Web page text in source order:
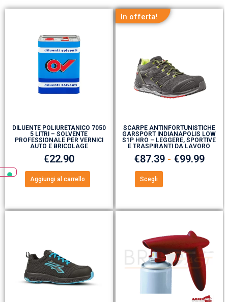
DILUENTE POLIURETANICO 7050
5 LITRI – SOLVENTE
PROFESSIONALE PER VERNICI
AUTO E BRICOLAGE
€22.90
Aggiungi al carrello
In offerta!
SCARPE ANTINFORTUNISTICHE
GARSPORT INDIANAPOLIS LOW
S1P HRO – LEGGERE, SPORTIVE
E TRASPIRANTI DA LAVORO
€87.39 - €99.99
Scegli